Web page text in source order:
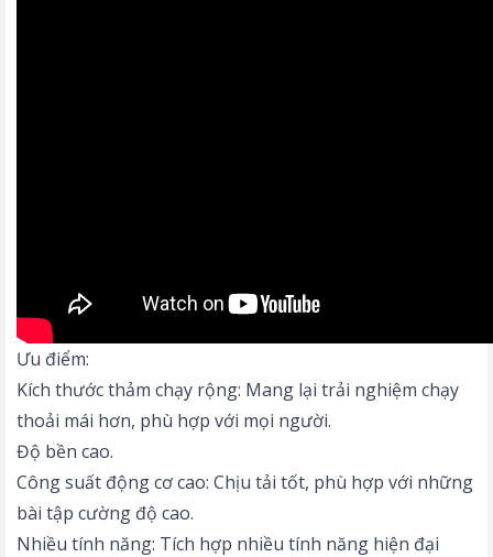
Ưu điểm:
Kích thước thảm chạy rộng: Mang lại trải nghiệm chạy
thoải mái hơn, phù hợp với mọi người.
Độ bền cao.
Công suất động cơ cao: Chịu tải tốt, phù hợp với những
bài tập cường độ cao.
Nhiều tính năng: Tích hợp nhiều tính năng hiện đại